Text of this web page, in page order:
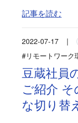
記事を読む
2022-07-17 |
#リモートワーク
豆蔵社員
ご紹介
な切り替え